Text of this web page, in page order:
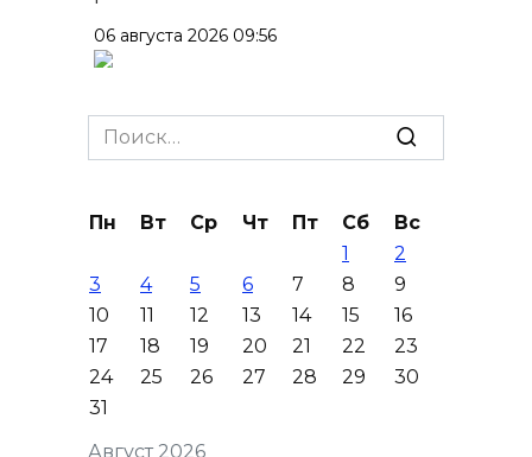
06 августа 2026 09:56
тротуара у дома на Большой
Садовой, 94, огородили
В Ростове на проспекте
Михаила Нагибина, 14а,
завершили ремонт
теплотрассы
Search
for:
Август 2026
Пн Вт Ср Чт Пт Сб
Вс
1
2
3
4 5 6 7 8
9
10
11 12 13 14 15
16
17
18 19 20 21 22
23
24
25 26 27 28 29
30
31